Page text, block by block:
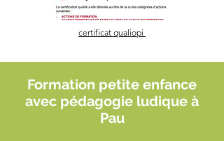
certificat qualiopi
Formation petite enfance
avec pédagogie ludique à
Pau